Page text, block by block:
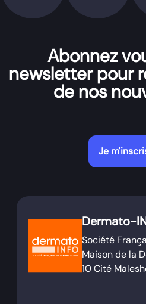
Abonnez
newsletter pour
de nos
Je
Dermato-
Société
Maison de la
10 Cité